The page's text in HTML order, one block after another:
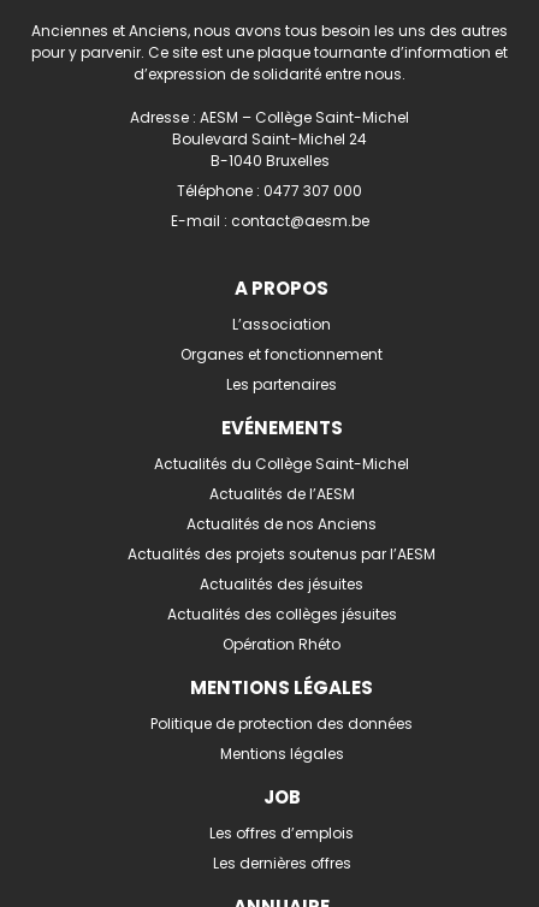
Anciennes et Anciens, nous avons tous besoin les uns des autres
pour y parvenir. Ce site est une plaque tournante d’information et
d’expression de solidarité entre nous.
Adresse : AESM – Collège Saint-Michel
Boulevard Saint-Michel 24
B-1040 Bruxelles
Téléphone : 0477 307 000
E-mail : contact@aesm.be
A PROPOS
L’association
Organes et fonctionnement
Les partenaires
EVÉNEMENTS
Actualités du Collège Saint-Michel
Actualités de l’AESM
Actualités de nos Anciens
Actualités des projets soutenus par l’AESM
Actualités des jésuites
Actualités des collèges jésuites
Opération Rhéto
MENTIONS LÉGALES
Politique de protection des données
Mentions légales
JOB
Les offres d’emplois
Les dernières offres